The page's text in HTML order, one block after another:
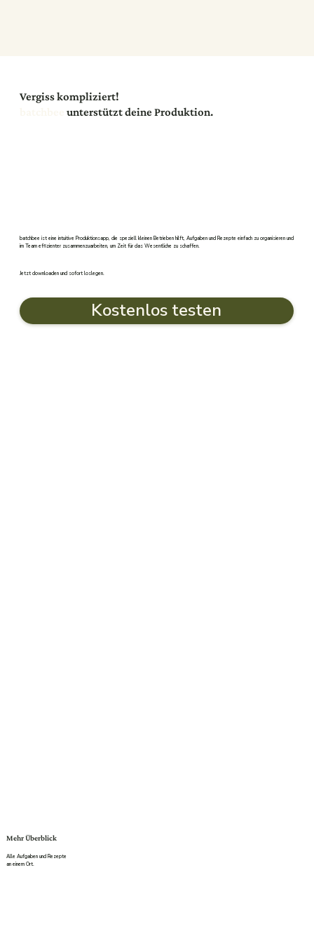
Vergiss kompliziert!
unterstützt deine Produktion.
batchbee ist eine intuitive Produktionsapp, die speziell kleinen Betrieben hilft, Aufgaben und Rezepte einfach zu organisieren und
im Team effizienter zusammenzuarbeiten, um Zeit für das Wesentliche zu schaffen.
Jetzt downloaden und sofort loslegen.
Kostenlos testen
Mehr Überblick
Alle Aufgaben und Rezepte
an einem Ort.